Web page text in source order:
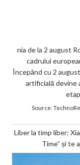
nia de la 2 august
cadrului
Începând cu 2
artificială devine
Source:
Liber la timp liber:
Time” și te